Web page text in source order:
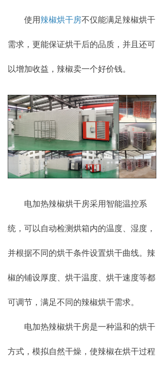
使用辣椒烘干房不仅能满足辣椒烘干
需求，更能保证烘干后的品质，并且还可
以增加收益，辣椒卖一个好价钱。
电加热辣椒烘干房采用智能温控系
统，可以自动检测烘箱内的温度、湿度，
并根据不同的烘干条件设置烘干曲线。辣
椒的铺设厚度、烘干温度、烘干速度等都
可调节，满足不同的辣椒烘干需求。
电加热辣椒烘干房是一种温和的烘干
方式，模拟自然干燥，使辣椒在烘干过程